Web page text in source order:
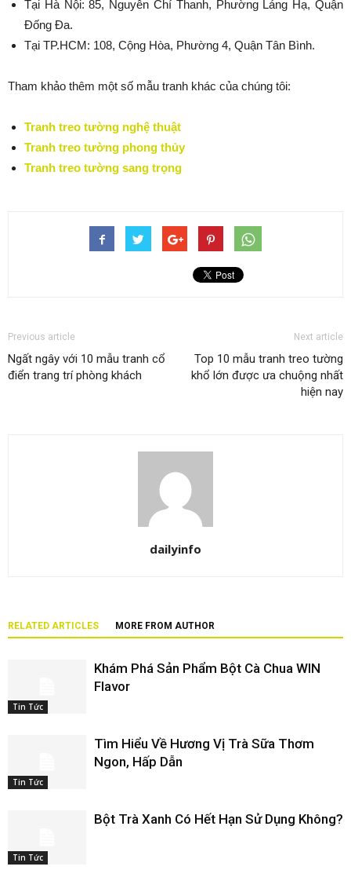
Tại Hà Nội: 85, Nguyễn Chí Thanh, Phường Láng Hạ, Quận
Đống Đa.
Tại TP.HCM: 108, Cộng Hòa, Phường 4, Quận Tân Bình.
Tham khảo thêm một số mẫu tranh khác của chúng tôi:
Tranh treo tường nghệ thuật
Tranh treo tường phong thủy
Tranh treo tường sang trọng
Previous article
Ngất ngây với 10 mẫu tranh cổ
điển trang trí phòng khách
Next article
Top 10 mẫu tranh treo tường
khổ lớn được ưa chuộng nhất
hiện nay
dailyinfo
RELATED ARTICLES MORE FROM AUTHOR
Tin Tức
Khám Phá Sản Phẩm Bột Cà Chua WIN
Flavor
Tin Tức
Tìm Hiểu Về Hương Vị Trà Sữa Thơm
Ngon, Hấp Dẫn
Tin Tức
Bột Trà Xanh Có Hết Hạn Sử Dụng Không?